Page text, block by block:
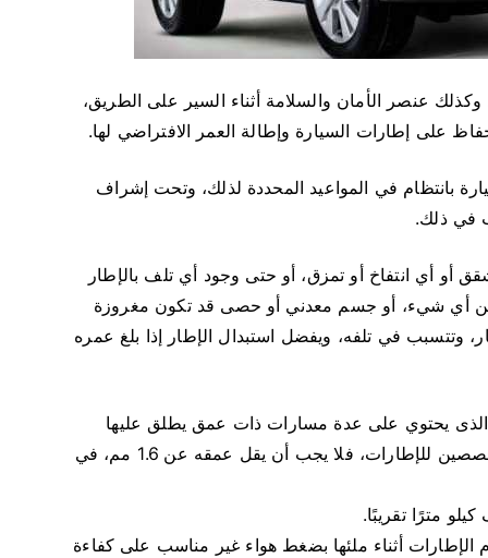
عنصر الأمان والسلامة أثناء السير على الطريق،
على إطارات السيارة وإطالة العمر الافتراضي لها.
بانتظام في المواعيد المحددة لذلك، وتحت إشراف
في ذلك.
أي انتفاخ أو تمزق، أو حتى وجود أي تلف بالإطار
عن أي شيء، أو جسم معدني أو حصى قد تكون مغروزة
وتتسبب في تلفه، ويفضل استبدال الإطار إذا بلغ عمره
يحتوي على عدة مسارات ذات عمق يطلق عليها
«نقشة الإطار»، هذا الجزء يجب فحصه جيدًا من قبل متخصصين للإطارات، فلا يجب أن يقل عمقه عن 1.6 مم، في
الإطارات أثناء ملئها بضغط هواء غير مناسب على كفاءة